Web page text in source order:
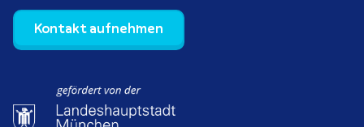
Kontakt aufnehmen